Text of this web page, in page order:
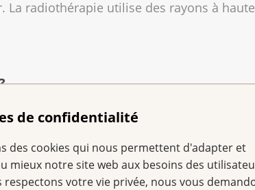
de confidentialité
des cookies qui nous permettent d'adapter et
mieux notre site web aux besoins des
respectons votre vie privée, nous vous
radiothérapie utilise des rayons à
à haute énergie vers une tumeur
de rayons tuent les cellules cancéreuses
leur multiplication. La tumeur diminue de
cancer reçoivent-elles une
pour :
dans le corps ?